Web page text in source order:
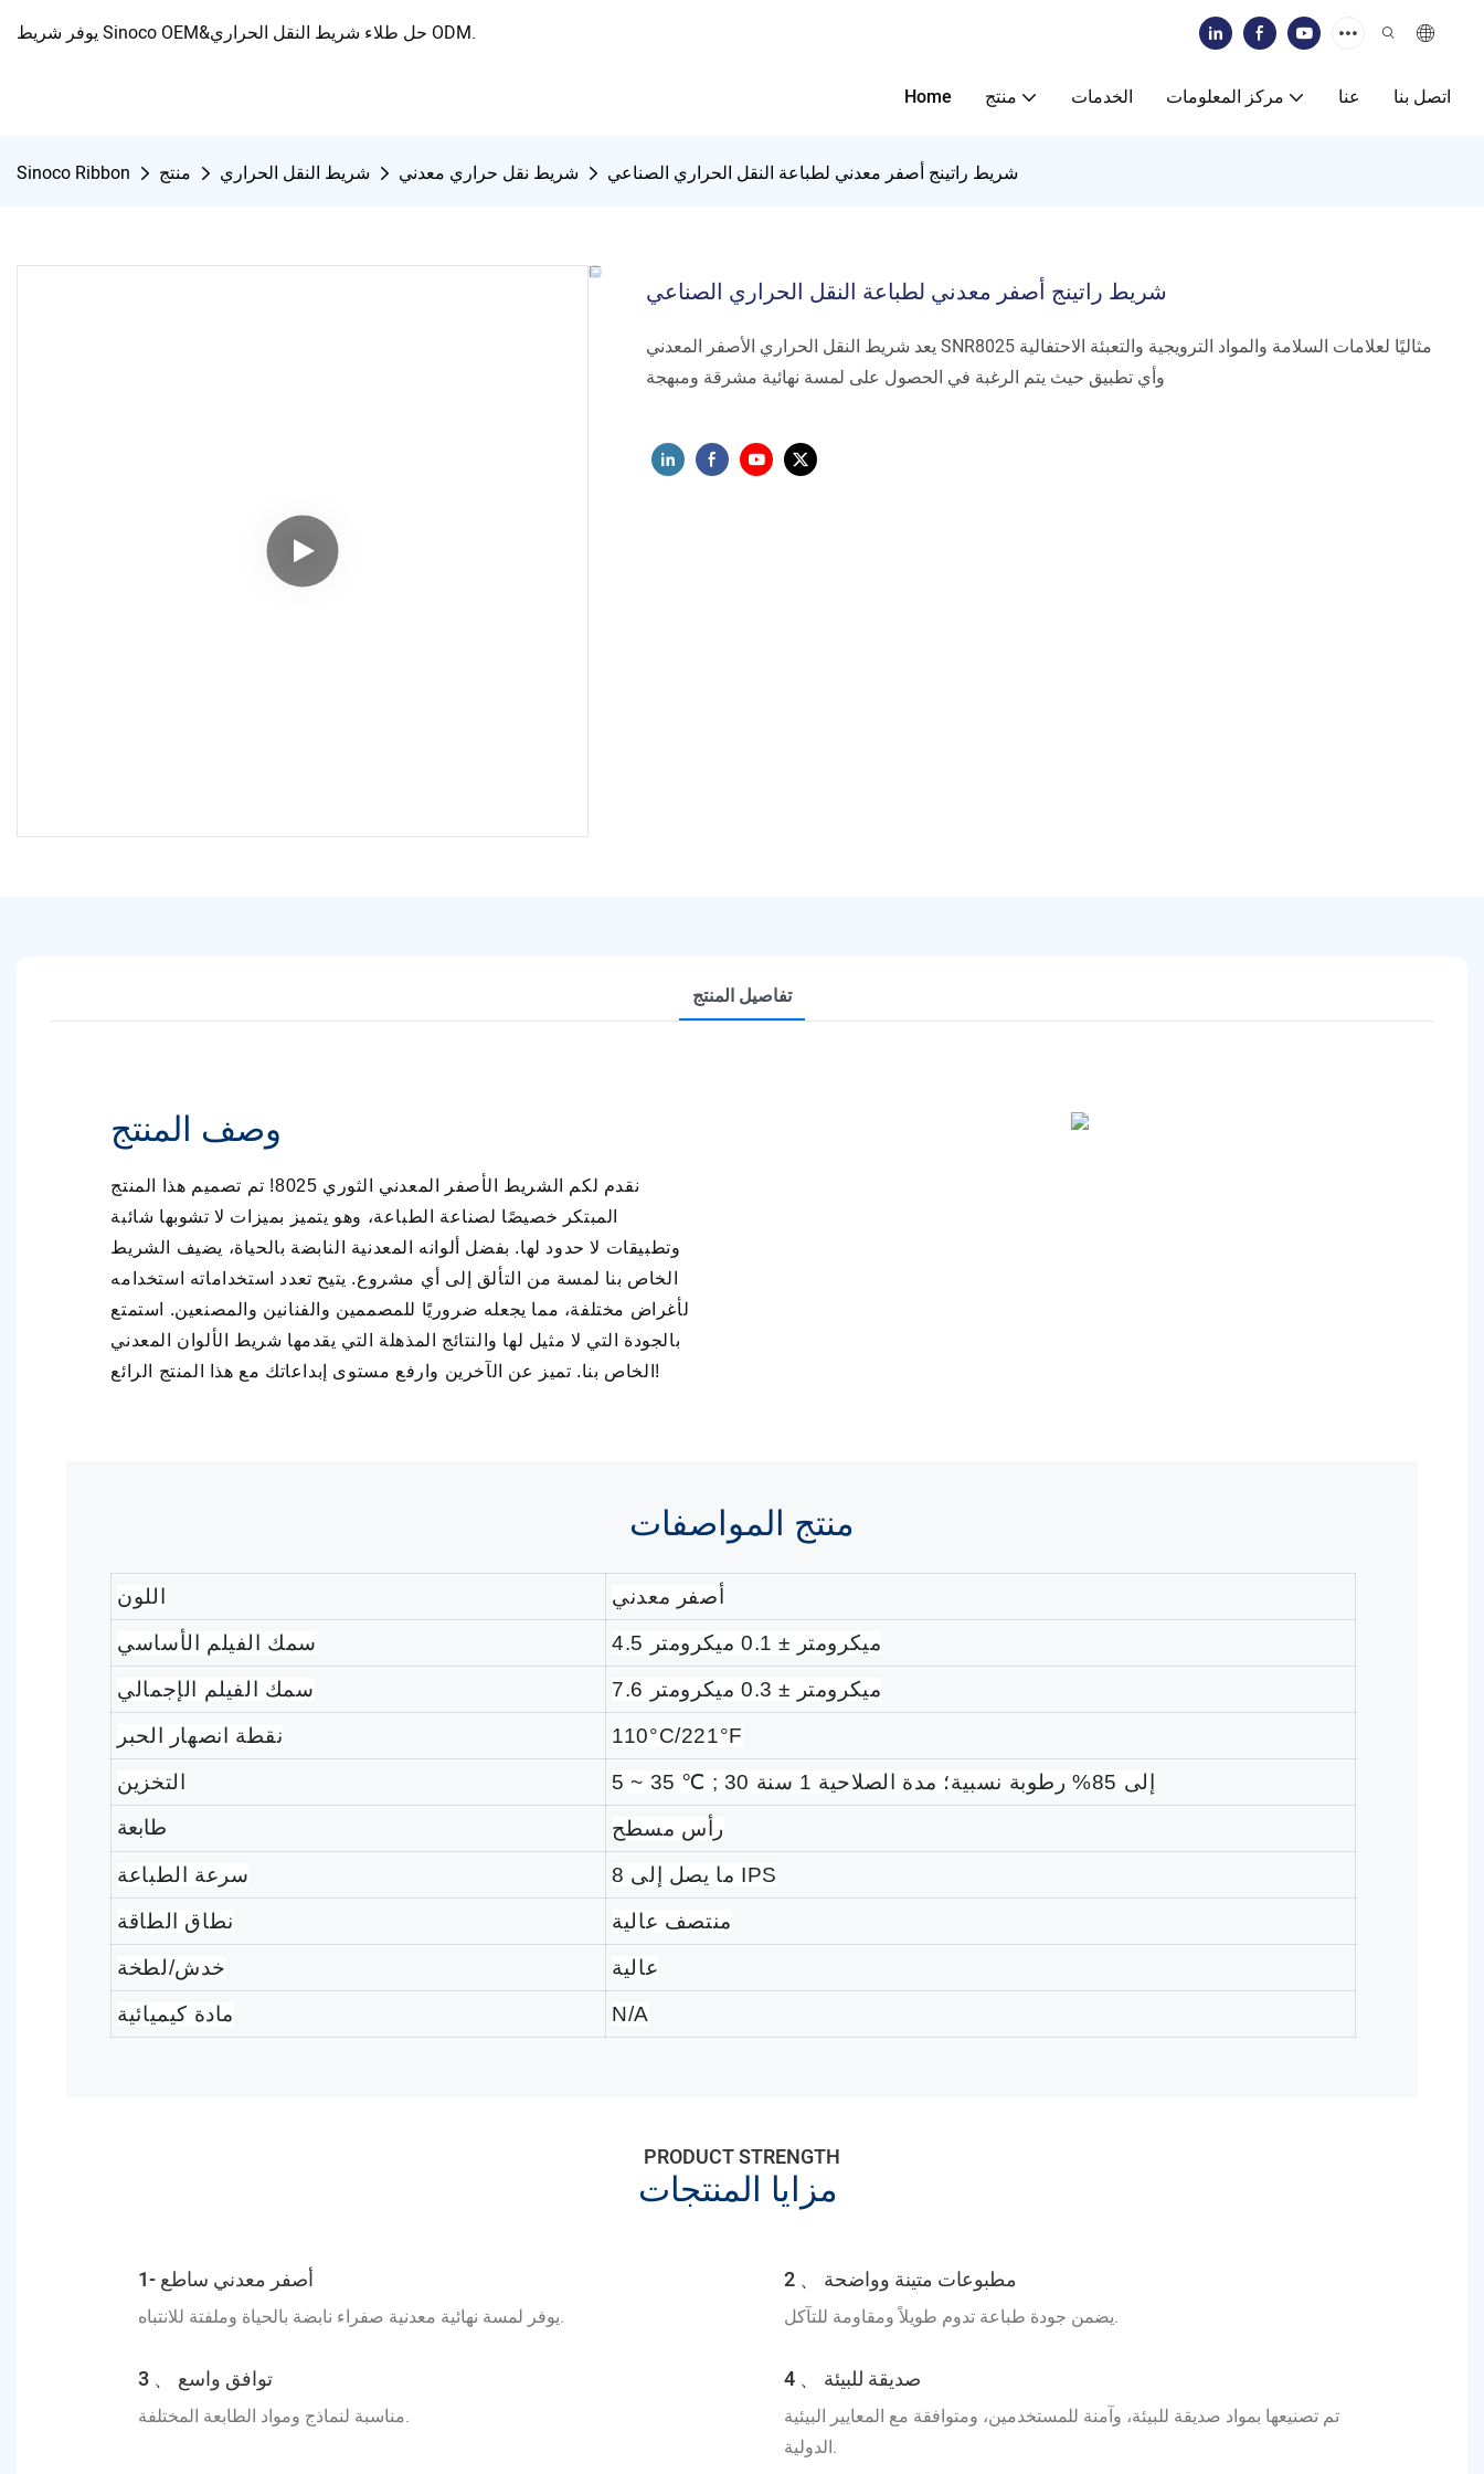
يوفر شريط Sinoco OEM&حل طلاء شريط النقل الحراري ODM.
Home منتج الخدمات مركز المعلومات عنا اتصل بنا
Sinoco Ribbon منتج شريط النقل الحراري شريط نقل حراري معدني شريط راتينج أصفر معدني لطباعة النقل الحراري الصناعي
شريط راتينج أصفر معدني لطباعة النقل الحراري الصناعي
يعد شريط النقل الحراري الأصفر المعدني SNR8025 مثاليًا لعلامات السلامة والمواد الترويجية والتعبئة الاحتفالية
وأي تطبيق حيث يتم الرغبة في الحصول على لمسة نهائية مشرقة ومبهجة
تفاصيل المنتج
وصف المنتج
نقدم لكم الشريط الأصفر المعدني الثوري 8025! تم تصميم هذا المنتج
المبتكر خصيصًا لصناعة الطباعة، وهو يتميز بميزات لا تشوبها شائبة
وتطبيقات لا حدود لها. بفضل ألوانه المعدنية النابضة بالحياة، يضيف الشريط
الخاص بنا لمسة من التألق إلى أي مشروع. يتيح تعدد استخداماته استخدامه
لأغراض مختلفة، مما يجعله ضروريًا للمصممين والفنانين والمصنعين. استمتع
بالجودة التي لا مثيل لها والنتائج المذهلة التي يقدمها شريط الألوان المعدني
الخاص بنا. تميز عن الآخرين وارفع مستوى إبداعاتك مع هذا المنتج الرائع!
منتج المواصفات
اللون
أصفر معدني
سمك الفيلم الأساسي
4.5 ميكرومتر ± 0.1 ميكرومتر
سمك الفيلم الإجمالي
7.6 ميكرومتر ± 0.3 ميكرومتر
نقطة انصهار الحبر
110°C/221°F
التخزين
5 ~ 35 ℃ ; 30 إلى 85% رطوبة نسبية؛ مدة الصلاحية 1 سنة
طابعة
رأس مسطح
سرعة الطباعة
ما يصل إلى 8 IPS
نطاق الطاقة
منتصف عالية
خدش/لطخة
عالية
مادة كيميائية
N/A
PRODUCT STRENGTH
1- أصفر معدني ساطع
يوفر لمسة نهائية معدنية صفراء نابضة بالحياة وملفتة للانتباه.
2 、 مطبوعات متينة وواضحة
يضمن جودة طباعة تدوم طويلاً ومقاومة للتآكل.
3 、 توافق واسع
مناسبة لنماذج ومواد الطابعة المختلفة.
4 、 صديقة للبيئة
تم تصنيعها بمواد صديقة للبيئة، وآمنة للمستخدمين، ومتوافقة مع المعايير البيئية
الدولية.